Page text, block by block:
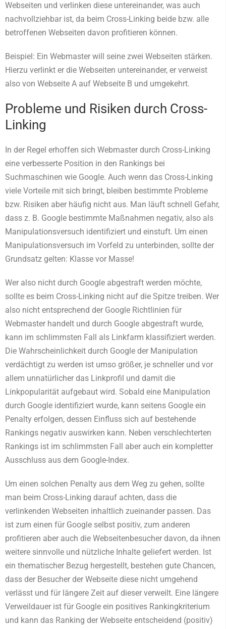
Webseiten und verlinken diese untereinander, was auch
nachvollziehbar ist, da beim Cross-Linking beide bzw. alle
betroffenen Webseiten davon profitieren können.
Beispiel: Ein Webmaster will seine zwei Webseiten stärken.
Hierzu verlinkt er die Webseiten untereinander, er verweist
also von Webseite A auf Webseite B und umgekehrt.
Probleme und Risiken durch Cross-
Linking
In der Regel erhoffen sich Webmaster durch Cross-Linking
eine verbesserte Position in den Rankings bei
Suchmaschinen wie Google. Auch wenn das Cross-Linking
viele Vorteile mit sich bringt, bleiben bestimmte Probleme
bzw. Risiken aber häufig nicht aus. Man läuft schnell Gefahr,
dass z. B. Google bestimmte Maßnahmen negativ, also als
Manipulationsversuch identifiziert und einstuft. Um einen
Manipulationsversuch im Vorfeld zu unterbinden, sollte der
Grundsatz gelten: Klasse vor Masse!
Wer also nicht durch Google abgestraft werden möchte,
sollte es beim Cross-Linking nicht auf die Spitze treiben. Wer
also nicht entsprechend der Google Richtlinien für
Webmaster handelt und durch Google abgestraft wurde,
kann im schlimmsten Fall als Linkfarm klassifiziert werden.
Die Wahrscheinlichkeit durch Google der Manipulation
verdächtigt zu werden ist umso größer, je schneller und vor
allem unnatürlicher das Linkprofil und damit die
Linkpopularität aufgebaut wird. Sobald eine Manipulation
durch Google identifiziert wurde, kann seitens Google ein
Penalty erfolgen, dessen Einfluss sich auf bestehende
Rankings negativ auswirken kann. Neben verschlechterten
Rankings ist im schlimmsten Fall aber auch ein kompletter
Ausschluss aus dem Google-Index.
Um einen solchen Penalty aus dem Weg zu gehen, sollte
man beim Cross-Linking darauf achten, dass die
verlinkenden Webseiten inhaltlich zueinander passen. Das
ist zum einen für Google selbst positiv, zum anderen
profitieren aber auch die Webseitenbesucher davon, da ihnen
weitere sinnvolle und nützliche Inhalte geliefert werden. Ist
ein thematischer Bezug hergestellt, bestehen gute Chancen,
dass der Besucher der Webseite diese nicht umgehend
verlässt und für längere Zeit auf dieser verweilt. Eine längere
Verweildauer ist für Google ein positives Rankingkriterium
und kann das Ranking der Webseite entscheidend (positiv)